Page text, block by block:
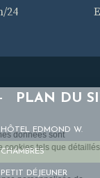
24
PLAN DU
HÔTEL EDMOND W.
CHAMBRES
PETIT DÉJEUNER